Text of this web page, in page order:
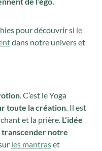
pour découvrir si le
dans notre univers et
. C’est le Yoga
toute la création. Il est
et la prière. L’idée
transcender notre
les mantraset